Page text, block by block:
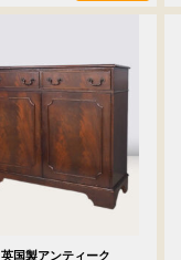
英国製アンティーク